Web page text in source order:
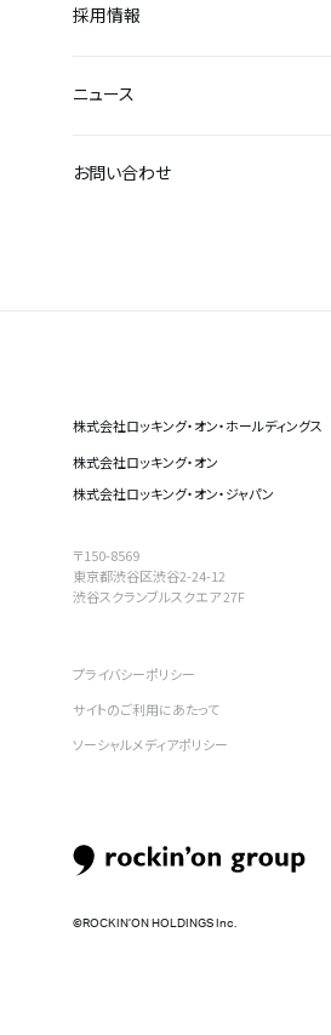
株式会社ロッキング・オン・ホールディングス
株式会社ロッキング・オン
株式会社ロッキング・オン・ジャパン
〒150-8569
東京都渋谷区渋谷2-24-12
渋谷スクランブルスクエア 27F
採用情報
ニュース
お問い合わせ
プライバシーポリシー
サイトのご利用にあたって
ソーシャルメディアポリシー
©︎ROCKIN’ON HOLDINGS Inc.